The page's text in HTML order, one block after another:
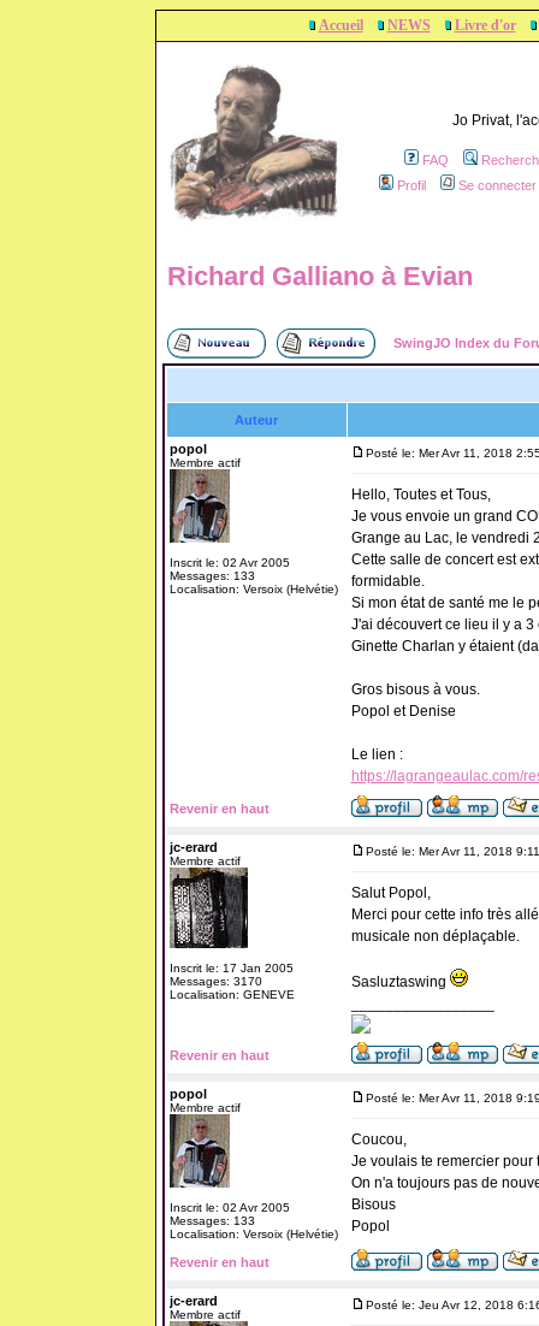
Accueil NEWS Livre d'or
Jo Privat,
FAQ
Profil
Se
Richard Galliano à Evian
SwingJO Index du
Auteur
popol
Membre actif
Inscrit le: 02 Avr 2005
Messages: 133
Localisation: Versoix (Helvétie)
Posté le: Mer Avr 11, 2018
Hello, Toutes et Tous,
Je vous envoie un grand
Grange au Lac, le vendredi
Cette salle de concert est
formidable.
Si mon état de santé me le
J'ai découvert ce lieu il y a
Ginette Charlan y étaient
Gros bisous à vous.
Popol et Denise
Le lien :
https://lagrangeaulac.com/
Revenir en haut
jc-erard
Membre actif
Inscrit le: 17 Jan 2005
Messages: 3170
Localisation: GENEVE
Posté le: Mer Avr 11, 2018
Salut Popol,
Merci pour cette info très
musicale non déplaçable.
Sasluztaswing
Revenir en haut
popol
Membre actif
Inscrit le: 02 Avr 2005
Messages: 133
Localisation: Versoix (Helvétie)
Posté le: Mer Avr 11, 2018
Coucou,
Je voulais te remercier pour
On n'a toujours pas de
Bisous
Popol
Revenir en haut
jc-erard
Membre actif
Posté le: Jeu Avr 12, 2018